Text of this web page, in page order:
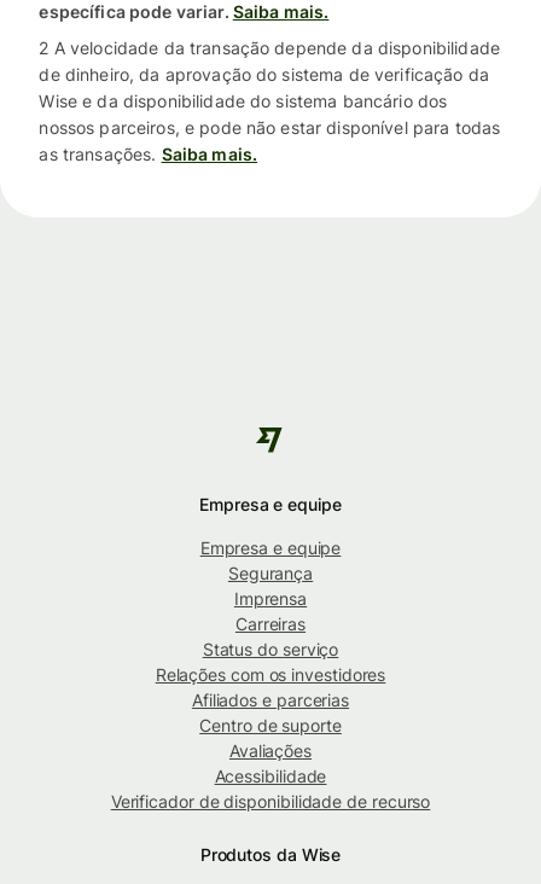
específica pode variar. Saiba mais.
2 A velocidade da transação depende da disponibilidade
de dinheiro, da aprovação do sistema de verificação da
Wise e da disponibilidade do sistema bancário dos
nossos parceiros, e pode não estar disponível para todas
as transações. Saiba mais.
Empresa e equipe
Empresa e equipe
Segurança
Imprensa
Carreiras
Status do serviço
Relações com os investidores
Afiliados e parcerias
Centro de suporte
Avaliações
Acessibilidade
Verificador de disponibilidade de recurso
Produtos da Wise